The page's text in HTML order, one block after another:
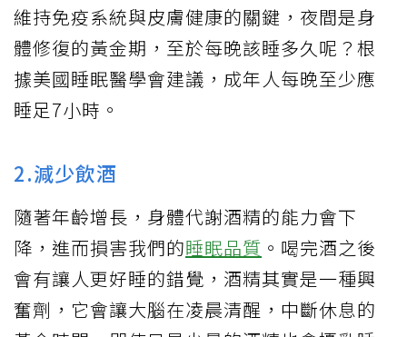
維持免疫系統與皮膚健康的關鍵，夜間是身
體修復的黃金期，至於每晚該睡多久呢？根
據美國睡眠醫學會建議，成年人每晚至少應
睡足7小時。
2.減少飲酒
隨著年齡增長，身體代謝酒精的能力會下
降，進而損害我們的睡眠品質 。喝完酒之後
會有讓人更好睡的錯覺，酒精其實是一種興
奮劑，它會讓大腦在凌晨清醒，中斷休息的